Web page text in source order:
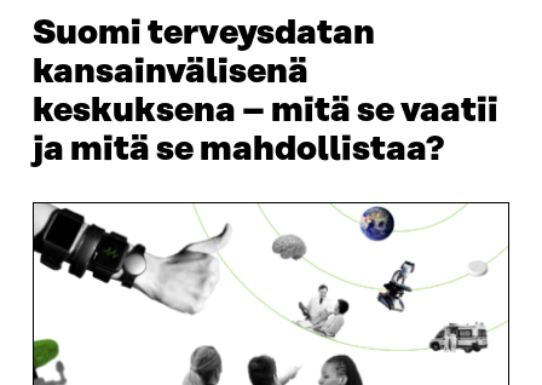
Suomi terveysdatan
kansainvälisenä
keskuksena – mitä se vaatii
ja mitä se mahdollistaa?